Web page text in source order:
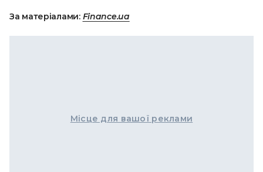
За матеріалами: Finance.ua
Місце для вашої реклами